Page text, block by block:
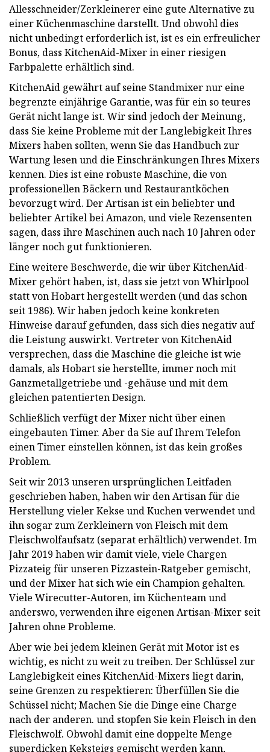
Allesschneider/Zerkleinerer eine gute Alternative zu
einer Küchenmaschine darstellt. Und obwohl dies
nicht unbedingt erforderlich ist, ist es ein erfreulicher
Bonus, dass KitchenAid-Mixer in einer riesigen
Farbpalette erhältlich sind.
KitchenAid gewährt auf seine Standmixer nur eine
begrenzte einjährige Garantie, was für ein so teures
Gerät nicht lange ist. Wir sind jedoch der Meinung,
dass Sie keine Probleme mit der Langlebigkeit Ihres
Mixers haben sollten, wenn Sie das Handbuch zur
Wartung lesen und die Einschränkungen Ihres Mixers
kennen. Dies ist eine robuste Maschine, die von
professionellen Bäckern und Restaurantköchen
bevorzugt wird. Der Artisan ist ein beliebter und
beliebter Artikel bei Amazon, und viele Rezensenten
sagen, dass ihre Maschinen auch nach 10 Jahren oder
länger noch gut funktionieren.
Eine weitere Beschwerde, die wir über KitchenAid-
Mixer gehört haben, ist, dass sie jetzt von Whirlpool
statt von Hobart hergestellt werden (und das schon
seit 1986). Wir haben jedoch keine konkreten
Hinweise darauf gefunden, dass sich dies negativ auf
die Leistung auswirkt. Vertreter von KitchenAid
versprechen, dass die Maschine die gleiche ist wie
damals, als Hobart sie herstellte, immer noch mit
Ganzmetallgetriebe und -gehäuse und mit dem
gleichen patentierten Design.
Schließlich verfügt der Mixer nicht über einen
eingebauten Timer. Aber da Sie auf Ihrem Telefon
einen Timer einstellen können, ist das kein großes
Problem.
Seit wir 2013 unseren ursprünglichen Leitfaden
geschrieben haben, haben wir den Artisan für die
Herstellung vieler Kekse und Kuchen verwendet und
ihn sogar zum Zerkleinern von Fleisch mit dem
Fleischwolfaufsatz (separat erhältlich) verwendet. Im
Jahr 2019 haben wir damit viele, viele Chargen
Pizzateig für unseren Pizzastein-Ratgeber gemischt,
und der Mixer hat sich wie ein Champion gehalten.
Viele Wirecutter-Autoren, im Küchenteam und
anderswo, verwenden ihre eigenen Artisan-Mixer seit
Jahren ohne Probleme.
Aber wie bei jedem kleinen Gerät mit Motor ist es
wichtig, es nicht zu weit zu treiben. Der Schlüssel zur
Langlebigkeit eines KitchenAid-Mixers liegt darin,
seine Grenzen zu respektieren: Überfüllen Sie die
Schüssel nicht; Machen Sie die Dinge eine Charge
nach der anderen. und stopfen Sie kein Fleisch in den
Fleischwolf. Obwohl damit eine doppelte Menge
superdicken Keksteigs gemischt werden kann,